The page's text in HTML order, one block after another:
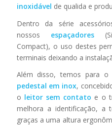
inoxidável de qualida e
Dentro da série
nossos espaçadores
Compact), o uso destes
terminais deixando a
Além disso, temos para o
pedestal em inox,
o leitor sem contato e o
melhora a identificação, a
graças a uma altura